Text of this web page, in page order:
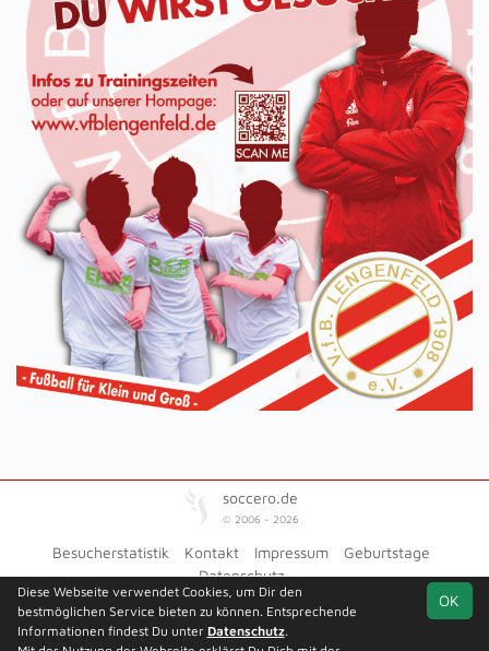
soccero.de
© 2006 - 2026
Besucherstatistik Kontakt Impressum
Geburtstage
Datenschutz
OK
Diese Webseite verwendet Cookies, um Dir den
bestmöglichen Service bieten zu können. Entsprechende
Informationen findest Du unter Datenschutz.